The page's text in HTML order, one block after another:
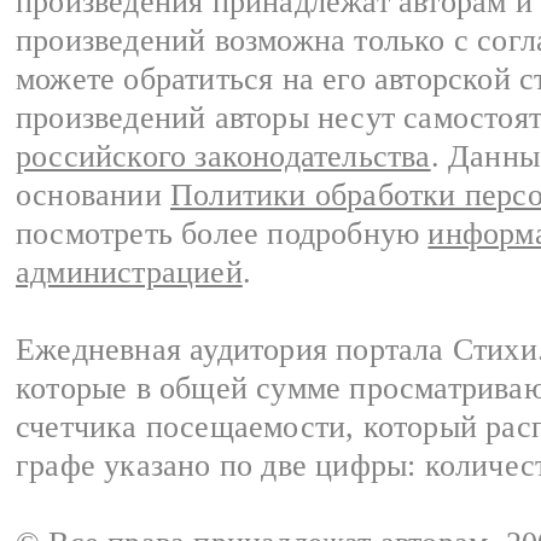
произведений возможна только с
можете обратиться на его авторской
произведений авторы несут
российского законодательства.
основании Политики обработки
посмотреть более подробную
администрацией.
Ежедневная аудитория портала
которые в общей сумме
счетчика посещаемости, который
графе указано по две цифры: